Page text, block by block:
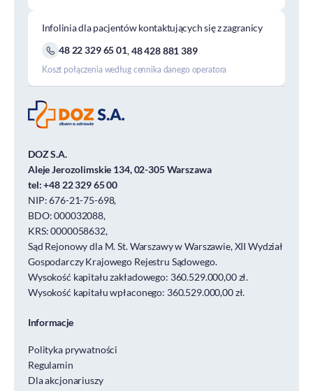
Infolinia dla pacjentów kontaktujących się z zagranicy
48 22 329 65 01,48 428 881 389
Koszt połączenia według cennika danego operatora
DOZ S.A.
Aleje Jerozolimskie 134, 02-305 Warszawa
tel:+48 22 329 65 00
NIP: 676-21-75-698,
BDO: 000032088,
KRS: 0000058632,
Sąd Rejonowy dla M. St. Warszawy w Warszawie, XII Wydział
Gospodarczy Krajowego Rejestru Sądowego.
Wysokość kapitału zakładowego: 360.529.000,00 zł.
Wysokość kapitału wpłaconego: 360.529.000,00 zł.
Informacje
Polityka prywatności
Regulamin
Dla akcjonariuszy